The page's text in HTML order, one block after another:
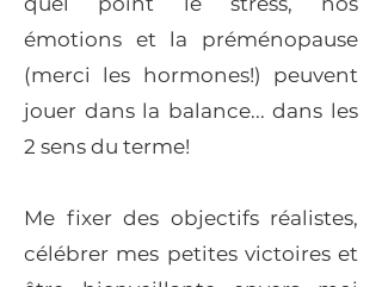
émotions et la préménopause
(merci les hormones!) peuvent
jouer dans la balance... dans les
2 sens du terme!
Me fixer des objectifs réalistes,
célébrer mes petites victoires et